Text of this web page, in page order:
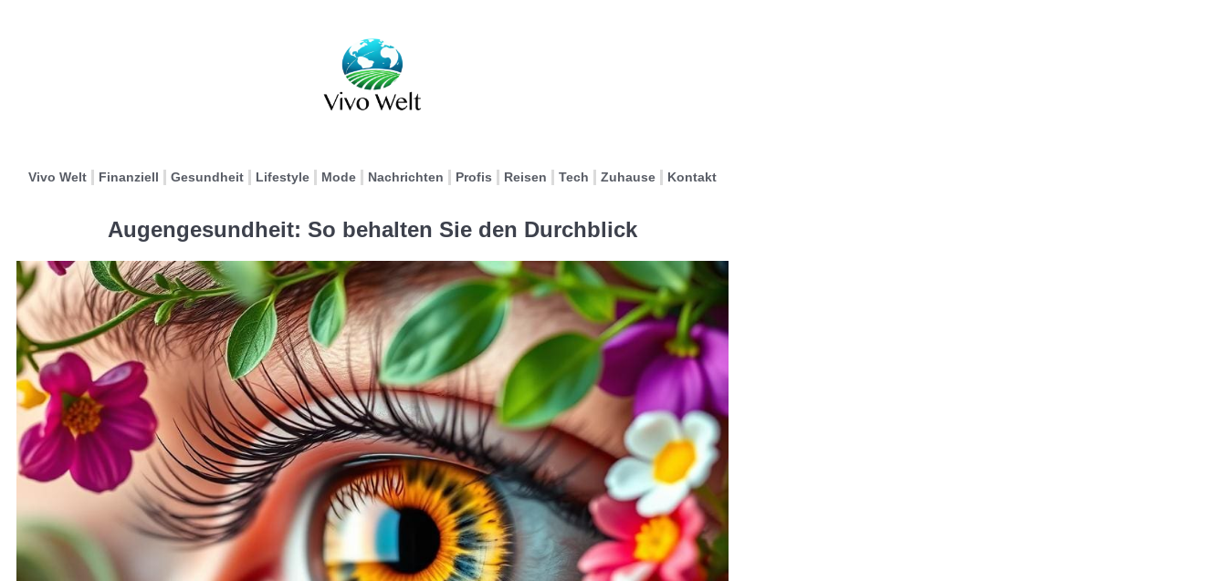
Vivo Welt Finanziell Gesundheit Lifestyle Mode Nachrichten Profis Reisen Tech Zuhause Kontakt
Augengesundheit: So behalten Sie den Durchblick